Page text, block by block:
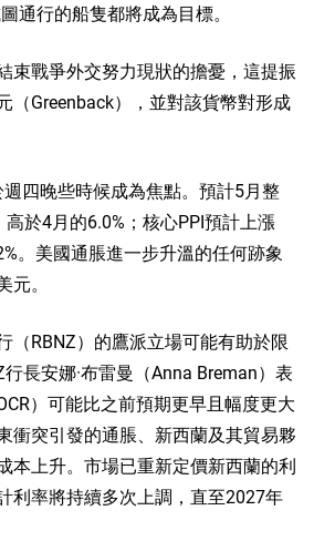
通行的船隻都將成為目標。
束戰爭外交努力現狀的擔憂，這提振
（Greenback），並對該貨幣對形成
四晚些時候成為焦點。預計5月整
於4月的6.0%；核心PPI預計上漲
。美國通脹進一步升溫的任何跡象
。
（RBNZ）的鷹派立場可能有助於限
長安娜·布雷曼（Anna Breman）表
）可能比之前預期更早且幅度更大
衝突引發的通脹、新西蘭及其貿易夥
本上升。市場已重新定價新西蘭的利
利率將持續多次上調，直至2027年